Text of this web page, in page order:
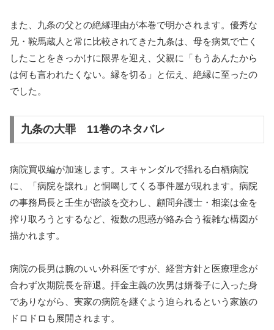
また、九条の父との絶縁理由が本巻で明かされます。優秀な
兄・鞍馬蔵人と常に比較されてきた九条は、母を病気で亡く
したことをきっかけに限界を迎え、父親に「もうあんたから
は何も言われたくない。縁を切る」と伝え、絶縁に至ったの
でした。
九条の大罪 11巻のネタバレ
病院買収編が加速します。スキャンダルで揺れる白栖病院
に、「病院を譲れ」と恫喝してくる事件屋が現れます。病院
の事務局長と壬生が密談を交わし、顧問弁護士・相楽は金を
搾り取ろうとするなど、複数の思惑が絡み合う複雑な構図が
描かれます。
病院の長男は腕のいい外科医ですが、経営方針と医療理念が
合わず次期院長を辞退。拝金主義の次男は婿養子に入った身
でありながら、実家の病院を継ぐよう迫られるという家族の
ドロドロも展開されます。